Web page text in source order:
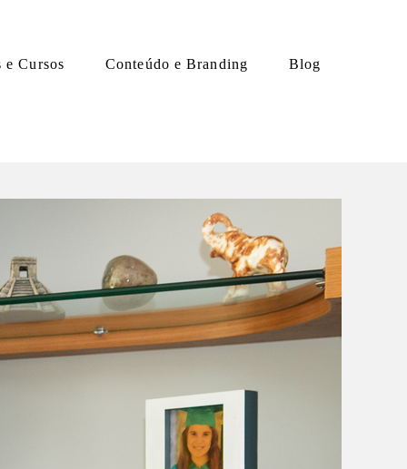
e Cursos Conteúdo e Branding Blog